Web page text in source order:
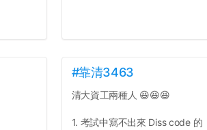
#靠清3463
清大資工兩種人 😆😆😆
1. 考試中寫不出來 Diss code 的